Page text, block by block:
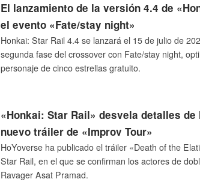
El lanzamiento de la versión 4.4 de
el evento «Fate/stay night»
Honkai: Star Rail 4.4 se lanzará el 15 de julio de
segunda fase del crossover con Fate/stay night,
personaje de cinco estrellas gratuito.
«Honkai: Star Rail» desvela detalles
nuevo tráiler de «Improv Tour»
HoYoverse ha publicado el tráiler «Death of the
Star Rail, en el que se confirman los actores de
Ravager Asat Pramad.